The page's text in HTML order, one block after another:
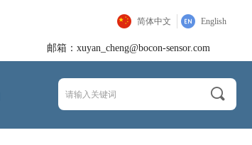
邮箱：xuyan_cheng@bocon-sensor.com
简体中文 English
끠